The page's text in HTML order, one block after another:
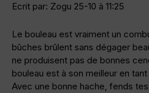
Ecrit par: Zogu 25-10 à 11:25
Le bouleau est vraiment un
bûches brûlent sans dégager
ne produisent pas de bonnes
bouleau est à son meilleur en
Avec une bonne hache, fends